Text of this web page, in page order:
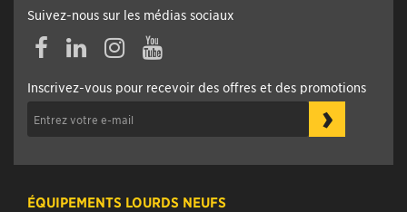
Suivez-nous sur les médias sociaux
Inscrivez-vous pour recevoir des offres et des promotions
›
ÉQUIPEMENTS LOURDS NEUFS